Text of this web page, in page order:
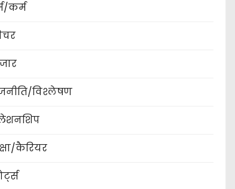
कर्म
विश्लेषण
कैरियर